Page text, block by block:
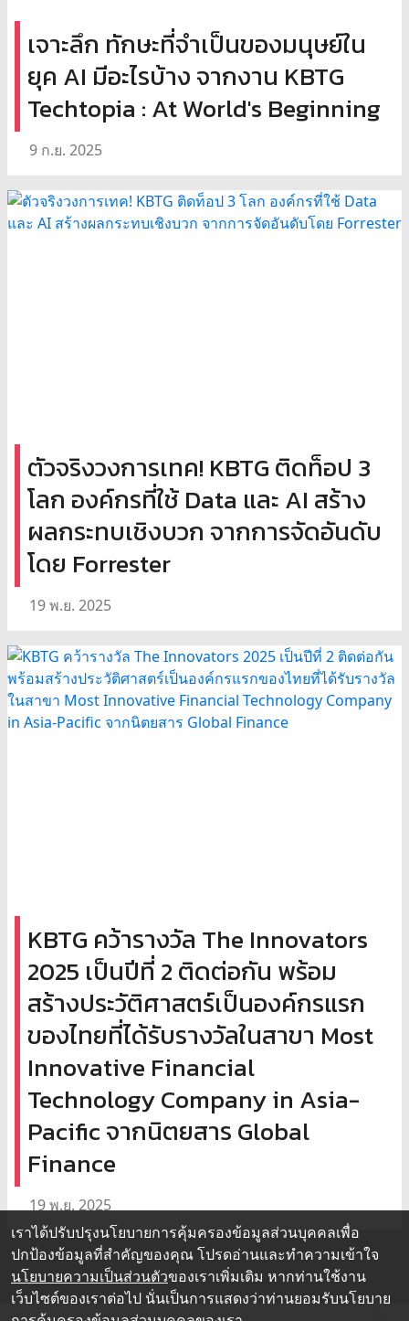
เจาะลึก ทักษะที่จำเป็นของมนุษย์ใน
ยุค AI มีอะไรบ้าง จากงาน KBTG
Techtopia : At World's Beginning
9 ก.ย. 2025
ตัวจริงวงการเทค! KBTG ติดท็อป 3
โลก องค์กรที่ใช้ Data และ AI สร้าง
ผลกระทบเชิงบวก จากการจัดอันดับ
โดย Forrester
19 พ.ย. 2025
KBTG คว้ารางวัล The Innovators
2025 เป็นปีที่ 2 ติดต่อกัน พร้อม
สร้างประวัติศาสตร์เป็นองค์กรแรก
ของไทยที่ได้รับรางวัลในสาขา Most
Innovative Financial
Technology Company in Asia-
Pacific จากนิตยสาร Global
Finance
19 พ.ย. 2025
เราได้ปรับปรุงนโยบายการคุ้มครองข้อมูลส่วนบุคคลเพื่อ
ปกป้องข้อมูลที่สำคัญของคุณ โปรดอ่านและทำความเข้าใจ
นโยบายความเป็นส่วนตัวของเราเพิ่มเติม หากท่านใช้งาน
เว็บไซต์ของเราต่อไป นั่นเป็นการแสดงว่าท่านยอมรับนโยบาย